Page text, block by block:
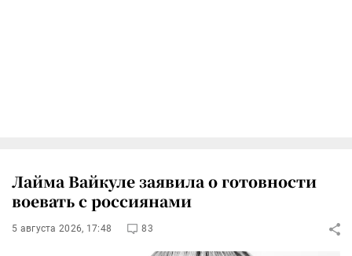
Лайма Вайкуле заявила о готовности
воевать с россиянами
5 августа 2026, 17:48 83